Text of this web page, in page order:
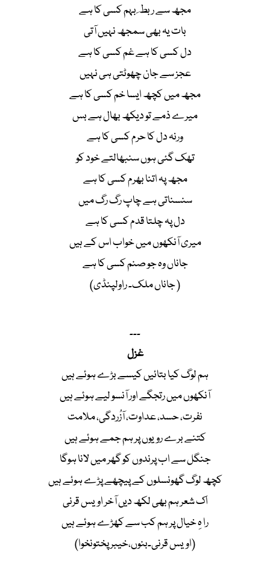
مجھ سے ربط ِ بہم کسی کا ہے
بات یہ بھی سمجھ نہیں آتی
دل کسی کا ہے غم کسی کا ہے
عجز سے جان چھوٹتی ہی نہیں
مجھ میں کچھ ایسا خم کسی کا ہے
میرے ذمے تو دیکھ بھال ہے بس
ورنہ دل کا حرم کسی کا ہے
تھک گئی ہوں سنبھالتے خود کو
مجھ پہ اتنا بھرم کسی کا ہے
سنسناتی ہے چاپ رگ رگ میں
دل پہ چلتا قدم کسی کا ہے
میری آنکھوں میں خواب اس کے ہیں
جاناں وہ جو صنم کسی کا ہے
( جاناں ملک۔ راولپنڈی)
۔۔۔
غزل
ہم لوگ کیا بتائیں کیسے بڑے ہوئے ہیں
آنکھوں میں رتجگے اور آنسو لیے ہوئے ہیں
نفرت، حسد، عداوت، آزُردگی، ملامت
کتنے برے رویوں پر ہم جمے ہوئے ہیں
جنگل سے اب پرندوں کو گھر میں لانا ہوگا
کچھ لوگ گھونسلوں کے پیچھے پڑے ہوئے ہیں
اک شعر ہم بھی لکھ دیں آخر اویس قرنی
را ہِ خیال پر ہم کب سے کھڑے ہوئے ہیں
(اویس قرنی۔بنوں،خیبر پختونخوا)